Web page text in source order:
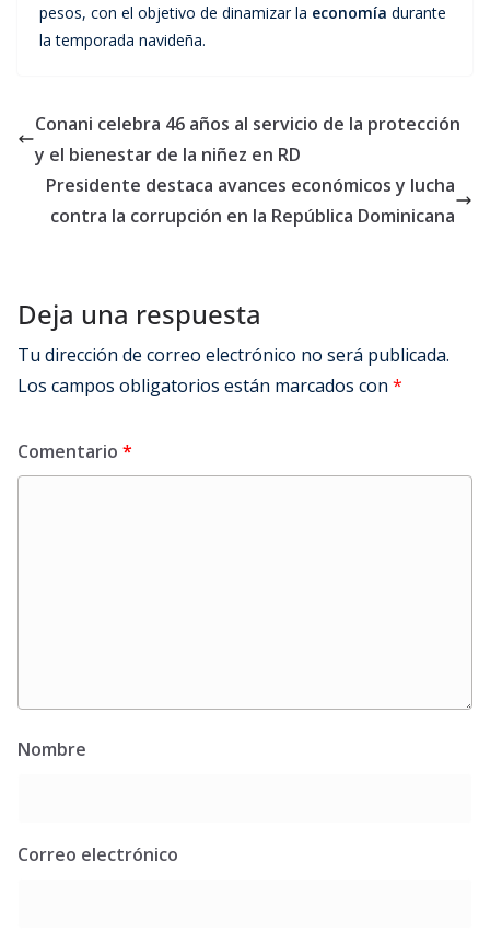
pesos, con el objetivo de dinamizar la economía durante
la temporada navideña.
Conani celebra 46 años al servicio de la protección
y el bienestar de la niñez en RD
Presidente destaca avances económicos y lucha
contra la corrupción en la República Dominicana
Deja una respuesta
Tu dirección de correo electrónico no será publicada.
Los campos obligatorios están marcados con *
Comentario *
Nombre
Correo electrónico